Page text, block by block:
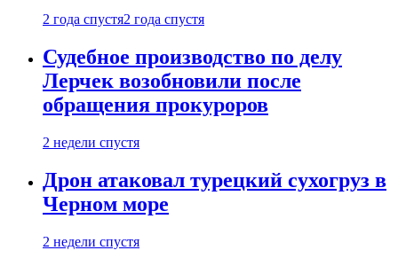
2 года спустя2 года спустя
Судебное производство по делу
Лерчек возобновили после
обращения прокуроров
2 недели спустя
Дрон атаковал турецкий сухогруз в
Черном море
2 недели спустя